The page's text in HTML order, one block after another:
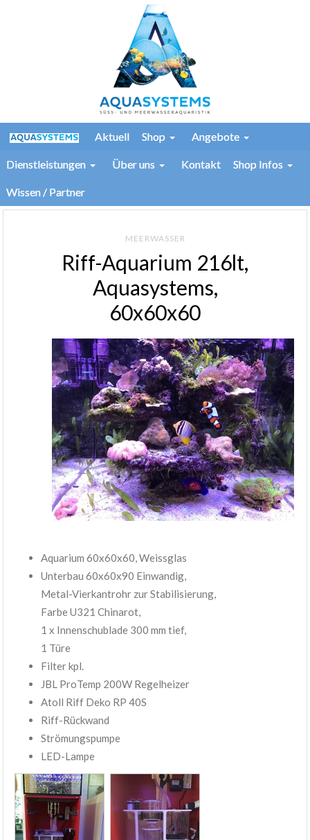
Aktuell Shop Angebote
Dienstleistungen Über uns Kontakt Shop Infos
Wissen / Partner
MEERWASSER
Riff-Aquarium 216lt,
Aquasystems,
60x60x60
Aquarium 60x60x60, Weissglas
Unterbau 60x60x90 Einwandig,
Metal-Vierkantrohr zur Stabilisierung,
Farbe U321 Chinarot,
1 x Innenschublade 300 mm tief,
1 Türe
Filter kpl.
JBL ProTemp 200W Regelheizer
Atoll Riff Deko RP 40S
Riff-Rückwand
Strömungspumpe
LED-Lampe